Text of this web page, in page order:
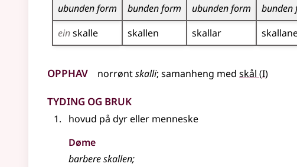
ubunden form
bunden form ubunden form
bunden
einskalle skallen skallar
Opphav norrøntskalli; samanheng med skål (1
I)
Tyding og bruk
hovud på dyr eller menneske
Døme
barbere skallen;